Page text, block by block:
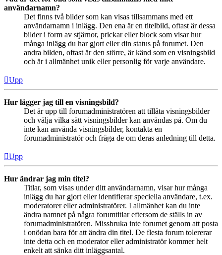
användarnamn?
Det finns två bilder som kan visas tillsammans med ett
användarnamn i inlägg. Den ena är en titelbild, oftast är dessa
bilder i form av stjärnor, prickar eller block som visar hur
många inlägg du har gjort eller din status på forumet. Den
andra bilden, oftast är den större, är känd som en visningsbild
och är i allmänhet unik eller personlig för varje användare.
Upp
Hur lägger jag till en visningsbild?
Det är upp till forumadministratören att tillåta visningsbilder
och välja vilka sätt visningsbilder kan användas på. Om du
inte kan använda visningsbilder, kontakta en
forumadministratör och fråga de om deras anledning till detta.
Upp
Hur ändrar jag min titel?
Titlar, som visas under ditt användarnamn, visar hur många
inlägg du har gjort eller identifierar speciella användare, t.ex.
moderatorer eller administratörer. I allmänhet kan du inte
ändra namnet på några forumtitlar eftersom de ställs in av
forumadministratören. Missbruka inte forumet genom att posta
i onödan bara för att ändra din titel. De flesta forum tolererar
inte detta och en moderator eller administratör kommer helt
enkelt att sänka ditt inläggsantal.